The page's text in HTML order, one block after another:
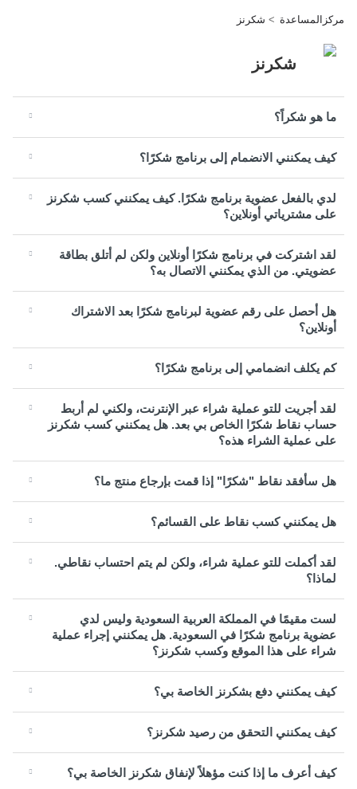
مركزالمساعدة شكرنز
شكرنز
ما هو شكراً؟
كيف يمكنني الانضمام إلى برنامج شكرًا؟
لدي بالفعل عضوية برنامج شكرًا. كيف يمكنني كسب شكرنز
على مشترياتي أونلاين؟
لقد اشتركت في برنامج شكرًا أونلاين ولكن لم أتلق بطاقة
عضويتي. من الذي يمكنني الاتصال به؟
هل أحصل على رقم عضوية لبرنامج شكرًا بعد الاشتراك
أونلاين؟
كم يكلف انضمامي إلى برنامج شكرًا؟
لقد أجريت للتو عملية شراء عبر الإنترنت، ولكني لم أربط
حساب نقاط شكرًا الخاص بي بعد. هل يمكنني كسب شكرنز
على عملية الشراء هذه؟
هل سأفقد نقاط "شكرًا" إذا قمت بإرجاع منتج ما؟
هل يمكنني كسب نقاط على القسائم؟
لقد أكملت للتو عملية شراء، ولكن لم يتم احتساب نقاطي.
لماذا؟
لست مقيمًا في المملكة العربية السعودية وليس لدي
عضوية برنامج شكرًا في السعودية. هل يمكنني إجراء عملية
شراء على هذا الموقع وكسب شكرنز؟
كيف يمكنني دفع بشكرنز الخاصة بي؟
كيف يمكنني التحقق من رصيد شكرنز؟
كيف أعرف ما إذا كنت مؤهلاً لإنفاق شكرنز الخاصة بي؟